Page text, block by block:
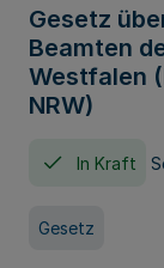
Gesetz
Beamten
Westfalen
NRW)
In Kraft
Gesetz